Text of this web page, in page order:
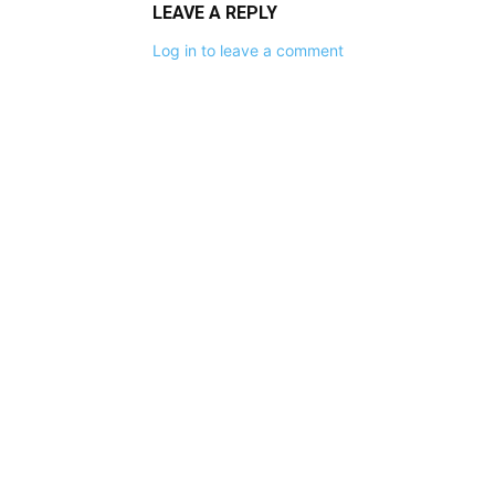
LEAVE A REPLY
Log in to leave a comment